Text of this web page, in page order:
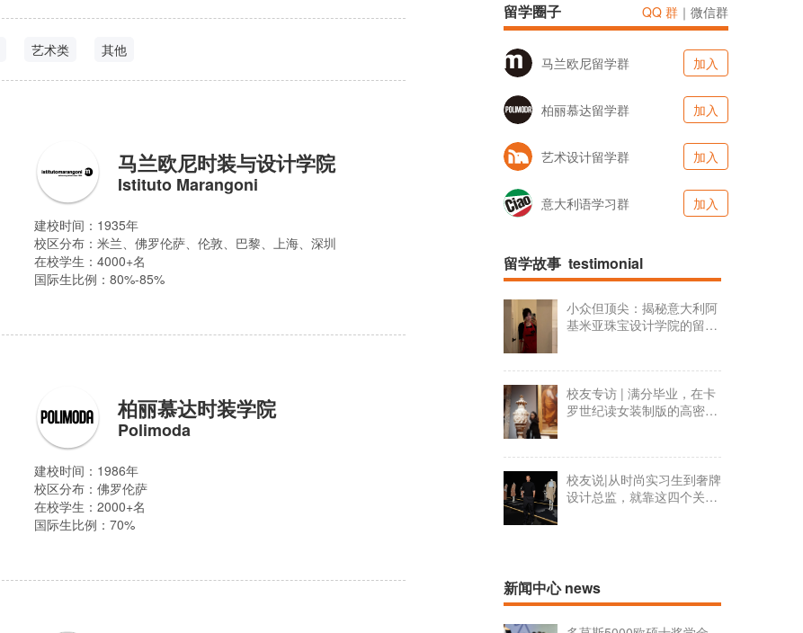
艺术类 其他
马兰欧尼时装与设计学院
Istituto Marangoni
建校时间：1935年
校区分布： 米兰、佛罗伦萨、伦敦、巴黎、上海、深圳
在校学生：4000+名
国际生比例：80%-85%
柏丽慕达时装学院
Polimoda
建校时间：1986年
校区分布： 佛罗伦萨
在校学生：2000+名
国际生比例：70%
留学圈子 QQ 群 ｜ 微信群
马兰欧尼留学群 加入
柏丽慕达留学群 加入
艺术设计留学群 加入
意大利语学习群 加入
留学故事 testimonial
小众但顶尖：揭秘意大利阿
基米亚珠宝设计学院的留学
校友专访 | 满分毕业，在卡
罗世纪读女装制版的高密度
校友说|从时尚实习生到奢牌
设计总监，就靠这四个关键
新闻中心 news